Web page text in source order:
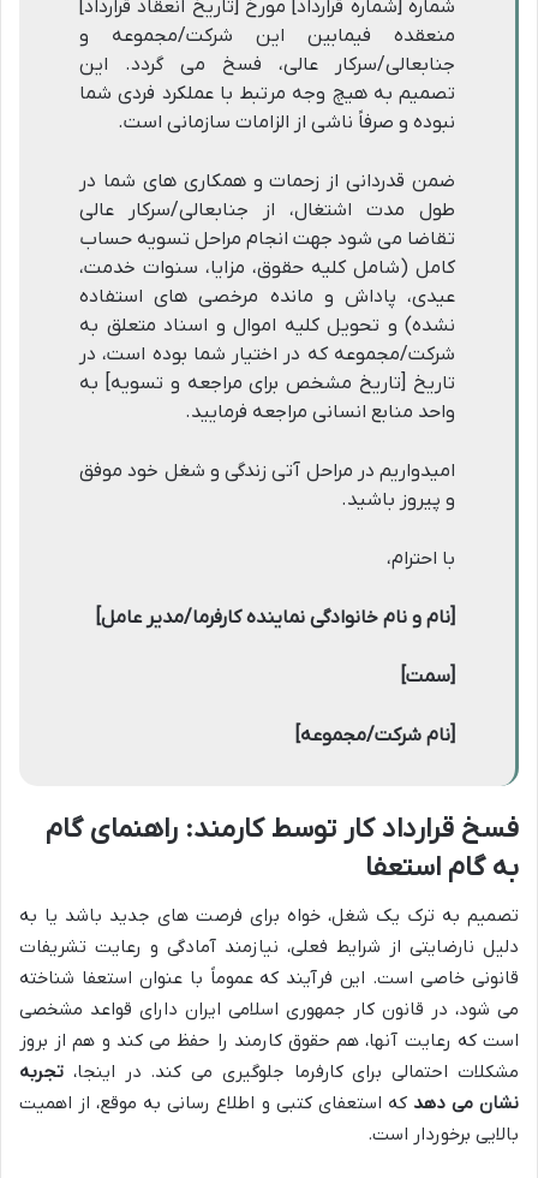
شماره [شماره قرارداد] مورخ [تاریخ انعقاد قرارداد]
منعقده فیمابین این شرکت/مجموعه و
جنابعالی/سرکار عالی، فسخ می گردد. این
تصمیم به هیچ وجه مرتبط با عملکرد فردی شما
نبوده و صرفاً ناشی از الزامات سازمانی است.
ضمن قدردانی از زحمات و همکاری های شما در
طول مدت اشتغال، از جنابعالی/سرکار عالی
تقاضا می شود جهت انجام مراحل تسویه حساب
کامل (شامل کلیه حقوق، مزایا، سنوات خدمت،
عیدی، پاداش و مانده مرخصی های استفاده
نشده) و تحویل کلیه اموال و اسناد متعلق به
شرکت/مجموعه که در اختیار شما بوده است، در
تاریخ [تاریخ مشخص برای مراجعه و تسویه] به
واحد منابع انسانی مراجعه فرمایید.
امیدواریم در مراحل آتی زندگی و شغل خود موفق
و پیروز باشید.
با احترام،
[نام و نام خانوادگی نماینده کارفرما/مدیر عامل]
[سمت]
[نام شرکت/مجموعه]
فسخ قرارداد کار توسط کارمند: راهنمای گام
به گام استعفا
تصمیم به ترک یک شغل، خواه برای فرصت های جدید باشد یا به
دلیل نارضایتی از شرایط فعلی، نیازمند آمادگی و رعایت تشریفات
قانونی خاصی است. این فرآیند که عموماً با عنوان استعفا شناخته
می شود، در قانون کار جمهوری اسلامی ایران دارای قواعد مشخصی
است که رعایت آنها، هم حقوق کارمند را حفظ می کند و هم از بروز
مشکلات احتمالی برای کارفرما جلوگیری می کند. در اینجا، تجربه
نشان می دهد که استعفای کتبی و اطلاع رسانی به موقع، از اهمیت
بالایی برخوردار است.